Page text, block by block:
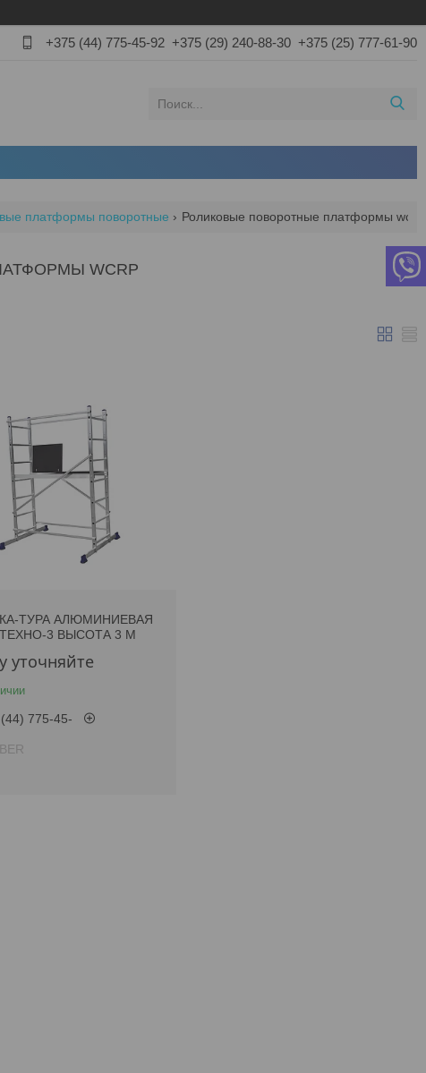
+375 (44) 775-45-92 +375 (29) 240-88-30 +375 (25) 777-61-90
платформы поворотные Роликовые поворотные платформы wcrp
WCRP
ТУРА АЛЮМИНИЕВАЯ
ТЕХНО-3 ВЫСОТА 3 М
уточняйте
775-45-